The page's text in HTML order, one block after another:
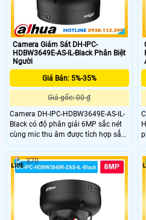
Camera Giám Sát DH-IPC-
HDBW3649E-AS-IL-Black Phân Biệt
Người
Giá Bán: 5%-35%
Giá gốc: 00 ₫
Camera DH-IPC-HDBW3649E-AS-IL-
Black có độ phân giải 6MP sắc nét
cùng mic thu âm được tích hợp sẳn
trong camera cho hình ảnh chi tiết
cả ngày lẫn đêm. Công nghệ WDR
120dB cân bằng ánh sáng hiệu quả
kết hợp Smart Dual Light giúp quan
sát có màu ban đêm.
370